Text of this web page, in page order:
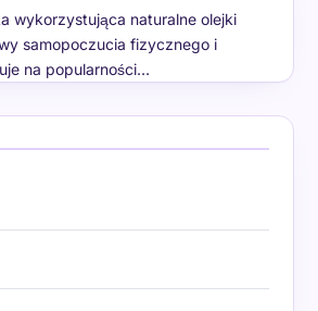
wykorzystująca naturalne olejki
samopoczucia fizycznego i
na popularności…